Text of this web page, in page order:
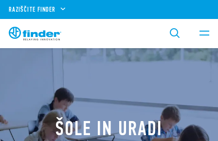
RAZIŠČITE FINDER
ŠOLE IN URADI